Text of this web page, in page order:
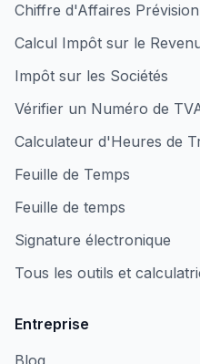
Chiffre d'Affaires
Calcul Impôt sur le
Impôt sur les Sociétés
Vérifier un Numéro de
Calculateur d'Heures de
Feuille de Temps
Feuille de temps
Signature électronique
Tous les outils et
Entreprise
Blog